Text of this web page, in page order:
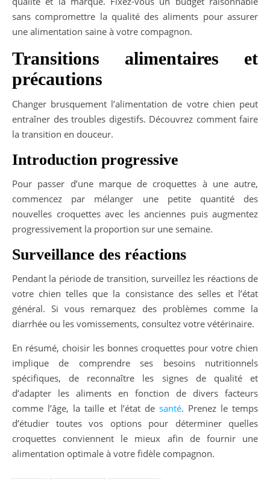
sans compromettre la qualité des aliments pour assurer
une alimentation saine à votre compagnon.
Transitions alimentaires et
précautions
Changer brusquement l’alimentation de votre chien peut
entraîner des troubles digestifs. Découvrez comment faire
la transition en douceur.
Introduction progressive
Pour passer d’une marque de croquettes à une autre,
commencez par mélanger une petite quantité des
nouvelles croquettes avec les anciennes puis augmentez
progressivement la proportion sur une semaine.
Surveillance des réactions
Pendant la période de transition, surveillez les réactions de
votre chien telles que la consistance des selles et l’état
général. Si vous remarquez des problèmes comme la
diarrhée ou les vomissements, consultez votre vétérinaire.
En résumé, choisir les bonnes croquettes pour votre chien
implique de comprendre ses besoins nutritionnels
spécifiques, de reconnaître les signes de qualité et
d’adapter les aliments en fonction de divers facteurs
comme l’âge, la taille et l’état de santé. Prenez le temps
d’étudier toutes vos options pour déterminer quelles
croquettes conviennent le mieux afin de fournir une
alimentation optimale à votre fidèle compagnon.